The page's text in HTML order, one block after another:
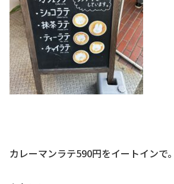
カレーマンラテ590円をイートインで。